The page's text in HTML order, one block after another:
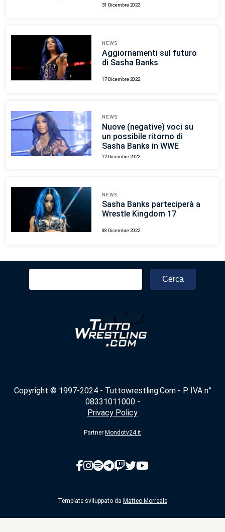
31 Dicembre 2022
NEWS
Aggiornamenti sul futuro
di Sasha Banks
17 Dicembre 2022
NEWS
Nuove (negative) voci su
un possibile ritorno di
Sasha Banks in WWE
12 Dicembre 2022
NEWS
Sasha Banks parteciperà a
Wrestle Kingdom 17
08 Dicembre 2022
Ricerca
Copyright © 1997-2024 - Tuttowrestling.Com - P. IVA n°
08331011000 -
Privacy Policy
Partner Mondotv24.it
Template sviluppato da Matteo Morreale